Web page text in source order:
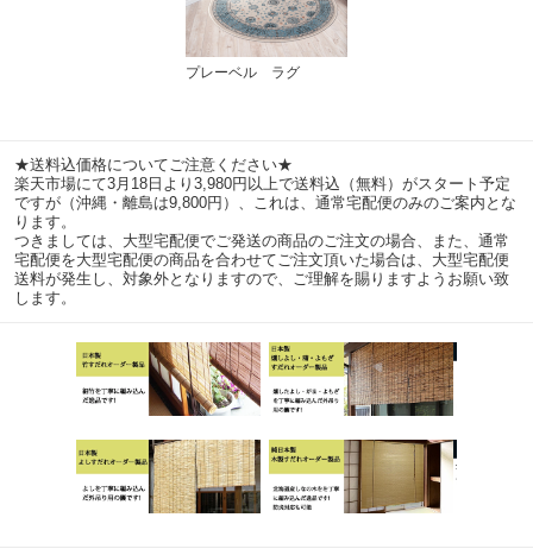
プレーベル ラグ
★送料込価格についてご注意ください★
楽天市場にて3月18日より3,980円以上で送料込（無料）がスタート予定
ですが（沖縄・離島は9,800円）、これは、通常宅配便のみのご案内とな
ります。
つきましては、大型宅配便でご発送の商品のご注文の場合、また、通常
宅配便を大型宅配便の商品を合わせてご注文頂いた場合は、大型宅配便
送料が発生し、対象外となりますので、ご理解を賜りますようお願い致
します。